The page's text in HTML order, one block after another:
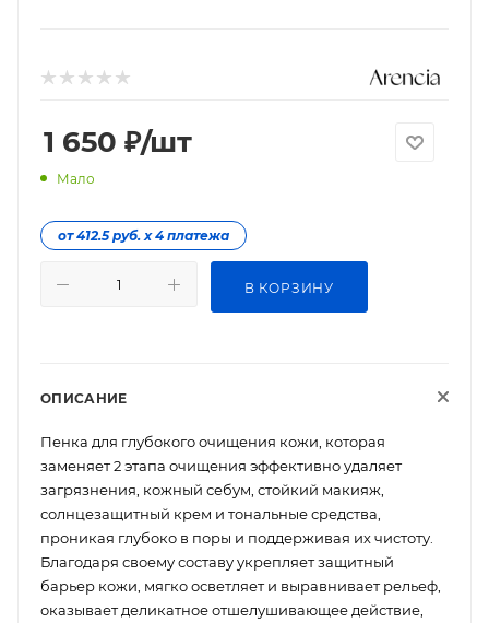
1 650 ₽/шт
Мало
от 412.5 руб. х 4 платежа
В КОРЗИНУ
ОПИСАНИЕ
Пенка для глубокого очищения кожи, которая
заменяет 2 этапа очищения эффективно удаляет
загрязнения, кожный себум, стойкий макияж,
солнцезащитный крем и тональные средства,
проникая глубоко в поры и поддерживая их чистоту.
Благодаря своему составу укрепляет защитный
барьер кожи, мягко осветляет и выравнивает рельеф,
оказывает деликатное отшелушивающее действие,